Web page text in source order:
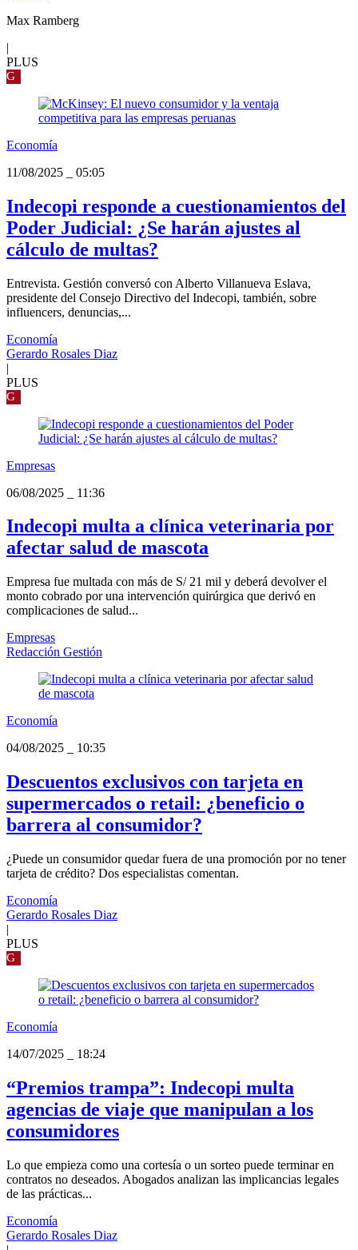
Max Ramberg
|
PLUS
G
Economía
11/08/2025
05:05
Indecopi responde a cuestionamientos del
Poder Judicial: ¿Se harán ajustes al
cálculo de multas?
Entrevista. Gestión conversó con Alberto Villanueva Eslava,
presidente del Consejo Directivo del Indecopi, también, sobre
influencers, denuncias,...
Economía
Gerardo Rosales Diaz
|
PLUS
G
Empresas
06/08/2025
11:36
Indecopi multa a clínica veterinaria por
afectar salud de mascota
Empresa fue multada con más de S/ 21 mil y deberá devolver el
monto cobrado por una intervención quirúrgica que derivó en
complicaciones de salud...
Empresas
Redacción Gestión
Economía
04/08/2025
10:35
Descuentos exclusivos con tarjeta en
supermercados o retail: ¿beneficio o
barrera al consumidor?
¿Puede un consumidor quedar fuera de una promoción por no tener
tarjeta de crédito? Dos especialistas comentan.
Economía
Gerardo Rosales Diaz
|
PLUS
G
Economía
14/07/2025
18:24
“Premios trampa”: Indecopi multa
agencias de viaje que manipulan a los
consumidores
Lo que empieza como una cortesía o un sorteo puede terminar en
contratos no deseados. Abogados analizan las implicancias legales
de las prácticas...
Economía
Gerardo Rosales Diaz